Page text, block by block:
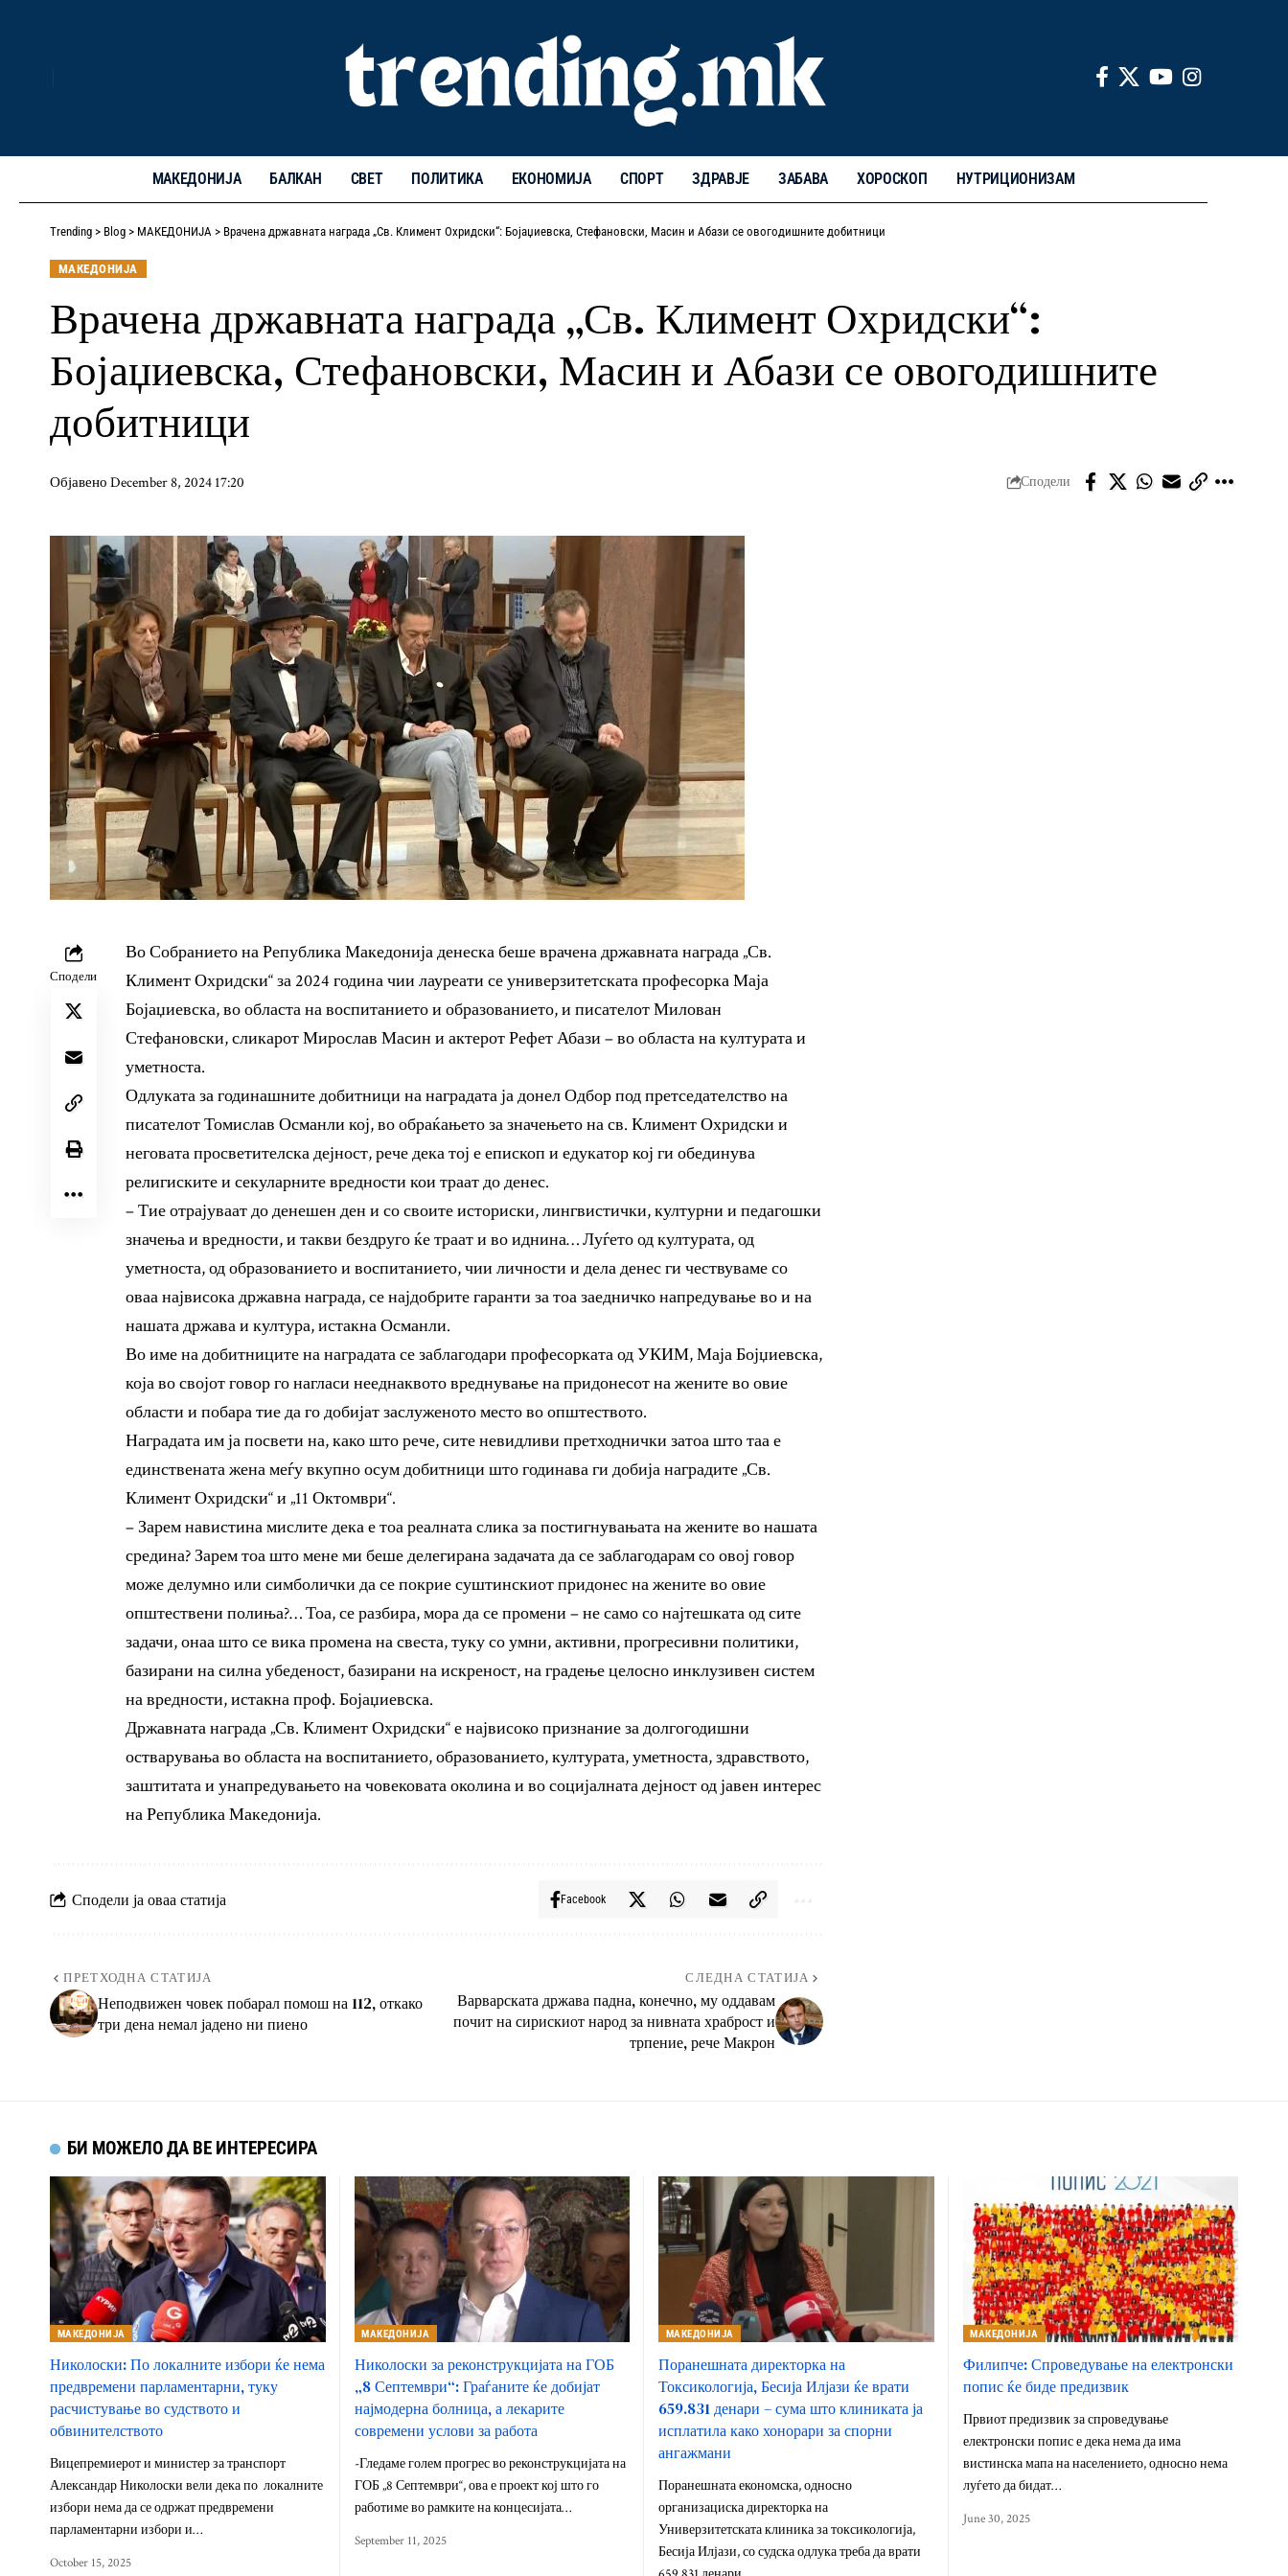
МАКЕДОНИЈА БАЛКАН СВЕТ ПОЛИТИКА ЕКОНОМИЈА СПОРТ ЗДРАВЈЕ ЗАБАВА ХОРОСКОП НУТРИЦИОНИЗАМ
Trending > Blog > МАКЕДОНИЈА > Врачена државната награда „Св. Климент Охридски“: Бојаџиевска, Стефановски, Масин и Абази се овогодишните добитници
МАКЕДОНИЈА
Врачена државната награда „Св. Климент Охридски“:
Бојаџиевска, Стефановски, Масин и Абази се овогодишните
добитници
Објавено December 8, 2024 17:20 Сподели
Сподели
Во Собранието на Република Македонија денеска беше врачена државната награда „Св.
Климент Охридски“ за 2024 година чии лауреати се универзитетската професорка Маја
Бојаџиевска, во областа на воспитанието и образованието, и писателот Милован
Стефановски, сликарот Мирослав Масин и актерот Рефет Абази – во областа на културата и
уметноста.
Одлуката за годинашните добитници на наградата ја донел Одбор под претседателство на
писателот Томислав Османли кој, во обраќањето за значењето на св. Климент Охридски и
неговата просветителска дејност, рече дека тој е епископ и едукатор кој ги обединува
религиските и секуларните вредности кои траат до денес.
– Тие отрајуваат до денешен ден и со своите историски, лингвистички, културни и педагошки
значења и вредности, и такви бездруго ќе траат и во иднина… Луѓето од културата, од
уметноста, од образованието и воспитанието, чии личности и дела денес ги чествуваме со
оваа највисока државна награда, се најдобрите гаранти за тоа заедничко напредување во и на
нашата држава и култура, истакна Османли.
Во име на добитниците на наградата се заблагодари професорката од УКИМ, Маја Бојџиевска,
која во својот говор го нагласи нееднаквото вреднување на придонесот на жените во овие
области и побара тие да го добијат заслуженото место во општеството.
Наградата им ја посвети на, како што рече, сите невидливи претходнички затоа што таа е
единствената жена меѓу вкупно осум добитници што годинава ги добија наградите „Св.
Климент Охридски“ и „11 Октомври“.
– Зарем навистина мислите дека е тоа реалната слика за постигнувањата на жените во нашата
средина? Зарем тоа што мене ми беше делегирана задачата да се заблагодарам со овој говор
може делумно или симболички да се покрие суштинскиот придонес на жените во овие
општествени полиња?… Тоа, се разбира, мора да се промени – не само со најтешката од сите
задачи, онаа што се вика промена на свеста, туку со умни, активни, прогресивни политики,
базирани на силна убеденост, базирани на искреност, на градење целосно инклузивен систем
на вредности, истакна проф. Бојаџиевска.
Државната награда „Св. Климент Охридски“ е највисоко признание за долгогодишни
остварувања во областа на воспитанието, образованието, културата, уметноста, здравството,
заштитата и унапредувањето на човековата околина и во социјалната дејност од јавен интерес
на Република Македонија.
Сподели ја оваа статија Facebook
ПРЕТХОДНА СТАТИЈА
Неподвижен човек побарал помош на 112, откако
три дена немал јадено ни пиено
СЛЕДНА СТАТИЈА
Варварската држава падна, конечно, му оддавам
почит на сирискиот народ за нивната храброст и
трпение, рече Макрон
БИ МОЖЕЛО ДА ВЕ ИНТЕРЕСИРА
МАКЕДОНИЈА
Николоски: По локалните избори ќе нема
предвремени парламентарни, туку
расчистување во судството и
обвинителството
Вицепремиерот и министер за транспорт
Александар Николоски вели дека по локалните
избори нема да се одржат предвремени
парламентарни избори и…
October 15, 2025
МАКЕДОНИЈА
Николоски за реконструкцијата на ГОБ
„8 Септември“: Граѓаните ќе добијат
најмодерна болница, а лекарите
современи услови за работа
-Гледаме голем прогрес во реконструкцијата на
ГОБ „8 Септември“, ова е проект кој што го
работиме во рамките на концесијата…
September 11, 2025
МАКЕДОНИЈА
Поранешната директорка на
Токсикологија, Бесија Илјази ќе врати
659.831 денари – сума што клиниката ја
исплатила како хонорари за спорни
ангажмани
Поранешната економска, односно
организациска директорка на
Универзитетската клиника за токсикологија,
Бесија Илјази, со судска одлука треба да врати
МАКЕДОНИЈА
Филипче: Спроведување на електронски
попис ќе биде предизвик
Првиот предизвик за спроведување
електронски попис е дека нема да има
вистинска мапа на населението, односно нема
луѓето да бидат…
June 30, 2025